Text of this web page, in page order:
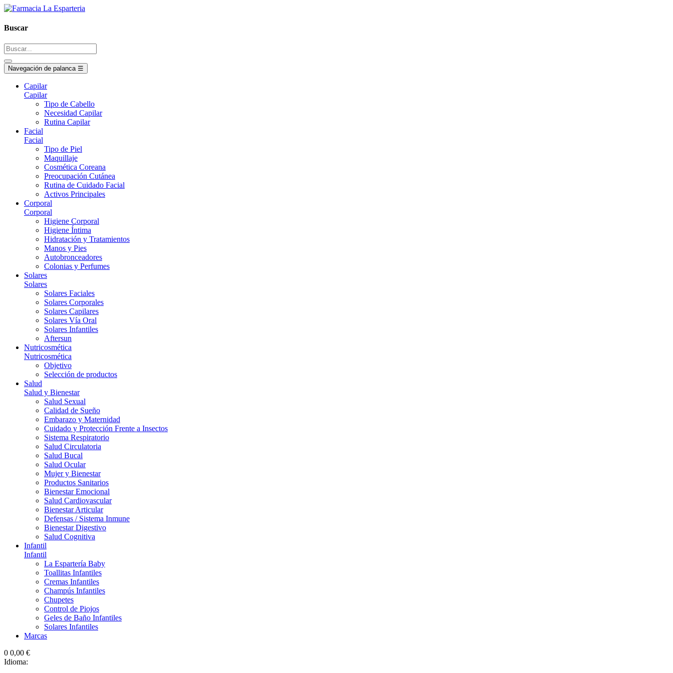
Buscar
Navegación de palanca ☰
Capilar
Capilar
Tipo de Cabello
Necesidad Capilar
Rutina Capilar
Facial
Facial
Tipo de Piel
Maquillaje
Cosmética Coreana
Preocupación Cutánea
Rutina de Cuidado Facial
Activos Principales
Corporal
Corporal
Higiene Corporal
Higiene Íntima
Hidratación y Tratamientos
Manos y Pies
Autobronceadores
Colonias y Perfumes
Solares
Solares
Solares Faciales
Solares Corporales
Solares Capilares
Solares Vía Oral
Solares Infantiles
Aftersun
Nutricosmética
Nutricosmética
Objetivo
Selección de productos
Salud
Salud y Bienestar
Salud Sexual
Calidad de Sueño
Embarazo y Maternidad
Cuidado y Protección Frente a Insectos
Sistema Respiratorio
Salud Circulatoria
Salud Bucal
Salud Ocular
Mujer y Bienestar
Productos Sanitarios
Bienestar Emocional
Salud Cardiovascular
Bienestar Articular
Defensas / Sistema Inmune
Bienestar Digestivo
Salud Cognitiva
Infantil
Infantil
La Espartería Baby
Toallitas Infantiles
Cremas Infantiles
Champús Infantiles
Chupetes
Control de Piojos
Geles de Baño Infantiles
Solares Infantiles
Marcas
0 0,00 €
Idioma: